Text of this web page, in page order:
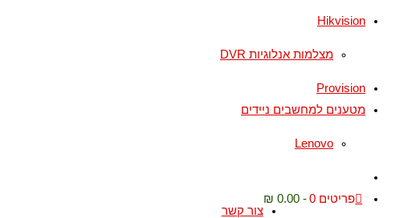
Hikvision
מצלמות אנלוגיות DVR
Provision
מטענים למחשבים ניידים
Lenovo
פריטים 0
0.00 ₪
צור קשר